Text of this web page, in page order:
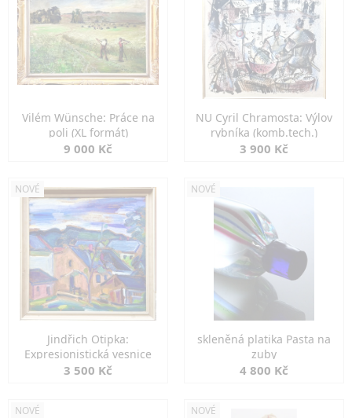
Vilém Wünsche: Práce na
poli (XL formát)
9 000 Kč
NU Cyril Chramosta: Výlov
rybníka (komb.tech.)
3 900 Kč
NOVÉ
Jindřich Otipka:
Expresionistická vesnice
3 500 Kč
NOVÉ
skleněná platika Pasta na
zuby
4 800 Kč
NOVÉ NOVÉ